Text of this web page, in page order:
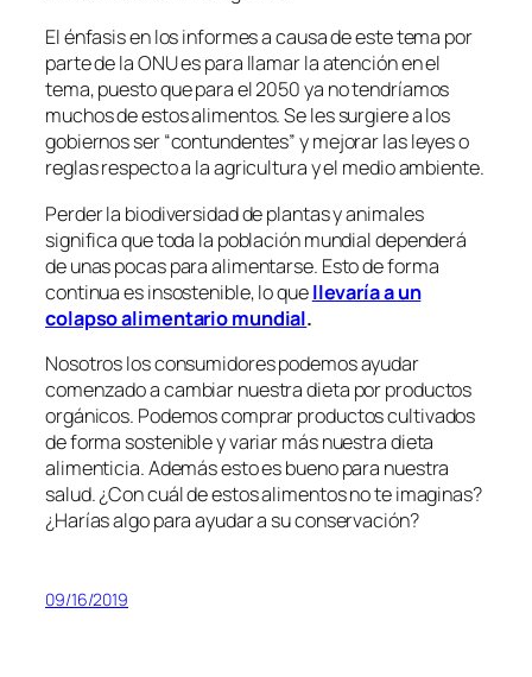
El énfasis en los informes a causa de este tema por
parte de la ONU es para llamar la atención en el
tema, puesto que para el 2050 ya no tendríamos
muchos de estos alimentos. Se les surgiere a los
gobiernos ser “contundentes” y mejorar las leyes o
reglas respecto a la agricultura y el medio ambiente.
Perder la biodiversidad de plantas y animales
significa que toda la población mundial dependerá
de unas pocas para alimentarse. Esto de forma
continua es insostenible, lo quellevaría a un
colapso alimentario mundial.
Nosotros los consumidores podemos ayudar
comenzado a cambiar nuestra dieta por productos
orgánicos. Podemos comprar productos cultivados
de forma sostenible y variar más nuestra dieta
alimenticia. Además esto es bueno para nuestra
salud. ¿Con cuál de estos alimentos no te imaginas?
¿Harías algo para ayudar a su conservación?
09/16/2019